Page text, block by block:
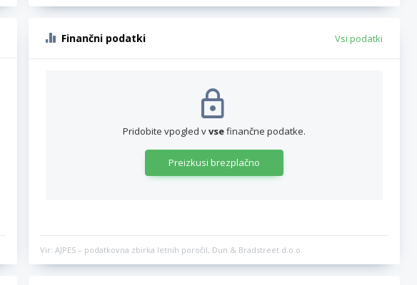
Finančni podatki Vsi podatki
Pridobite vpogled vvsefinančne podatke.
Preizkusi brezplačno
Vir: AJPES – podatkovna zbirka letnih poročil, Dun & Bradstreet d.o.o.